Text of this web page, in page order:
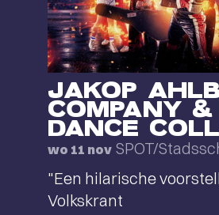
JAKOP
COMPANY
DANCE
wo 11 nov SPOT/
"Een hilarische
Volkskrant